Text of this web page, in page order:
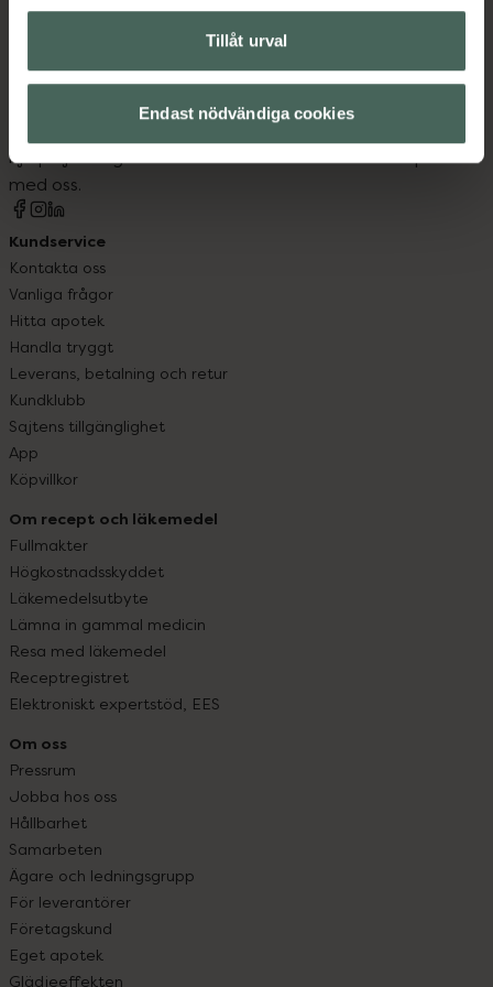
Tillåt urval
Endast nödvändiga cookies
Kronans Apotek finns här för dig. Du hittar oss från Skåne i
datorn. Oavsett vem du är så är det vårt uppdrag att
hjälpa just dig att må lite bättre. Välkommen att prata
med oss.
Kundservice
Kontakta oss
Vanliga frågor
Hitta apotek
Handla tryggt
Leverans, betalning och retur
Kundklubb
Sajtens tillgänglighet
App
Köpvillkor
Om recept och läkemedel
Fullmakter
Högkostnadsskyddet
Läkemedelsutbyte
Lämna in gammal medicin
Resa med läkemedel
Receptregistret
Elektroniskt expertstöd, EES
Om oss
Pressrum
Jobba hos oss
Hållbarhet
Samarbeten
Ägare och ledningsgrupp
För leverantörer
Företagskund
Eget apotek
Glädjeeffekten